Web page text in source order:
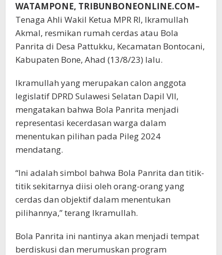
WATAMPONE, TRIBUNBONEONLINE.COM–
Tenaga Ahli Wakil Ketua MPR RI, Ikramullah
Akmal, resmikan rumah cerdas atau Bola
Panrita di Desa Pattukku, Kecamatan Bontocani,
Kabupaten Bone, Ahad (13/8/23) lalu.
Ikramullah yang merupakan calon anggota
legislatif DPRD Sulawesi Selatan Dapil VII,
mengatakan bahwa Bola Panrita menjadi
representasi kecerdasan warga dalam
menentukan pilihan pada Pileg 2024
mendatang.
“Ini adalah simbol bahwa Bola Panrita dan titik-
titik sekitarnya diisi oleh orang-orang yang
cerdas dan objektif dalam menentukan
pilihannya,” terang Ikramullah.
Bola Panrita ini nantinya akan menjadi tempat
berdiskusi dan merumuskan program